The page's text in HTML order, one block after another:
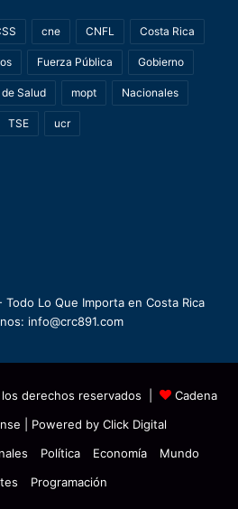
cne CNFL Costa Rica
Fuerza Pública Gobierno
Salud mopt Nacionales
TSE ucr
Todo Lo Que Importa en Costa Rica
info@crc891.com
derechos reservados |
Cadena
| Powered by Click Digital
Política Economía
Mundo
Programación